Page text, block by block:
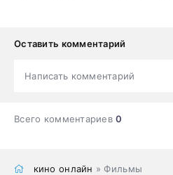
Оставить комментарий
Написать комментарий
Всего комментариев0
кино онлайн » Фильмы